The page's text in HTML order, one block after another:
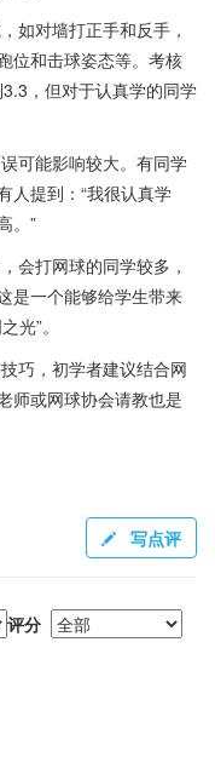
如对墙打正手和反手，
位和击球姿态等。考核
，但对于认真学的同学
可能影响较大。有同学
人提到：“我很认真学
。”
会打网球的同学较多，
是一个能够给学生带来
光”。
巧，初学者建议结合网
师或网球协会请教也是
写点评
评分